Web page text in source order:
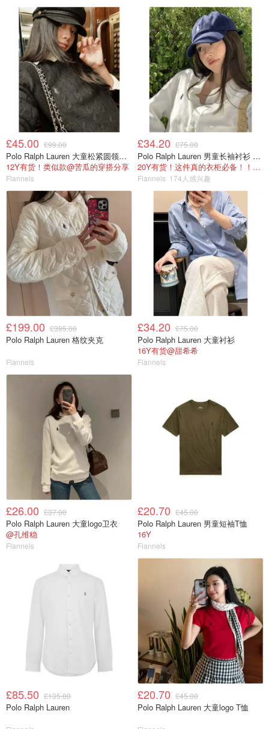
£45.00 £99.00
Polo Ralph Lauren 大童松紧圆领上衣
12Y有货！类似款@苦瓜的穿搭分享
Flannels
£34.20 £75.00
Polo Ralph Lauren 男童长袖衬衫 Oxford
20Y有货！这件真的衣柜必备！！@蜜子不爱吃
Flannels 174人感兴趣
£199.00 £395.00
Polo Ralph Lauren 格纹夹克
Flannels
£34.20 £75.00
Polo Ralph Lauren 大童衬衫
16Y有货@甜希希
Flannels
£26.00 £37.00
Polo Ralph Lauren 大童logo卫衣
@孔维稳
Flannels
£20.70 £45.00
Polo Ralph Lauren 男童短袖T恤
16Y
Flannels
£85.50 £135.00
Polo Ralph Lauren
£20.70 £45.00
Polo Ralph Lauren 大童logo T恤